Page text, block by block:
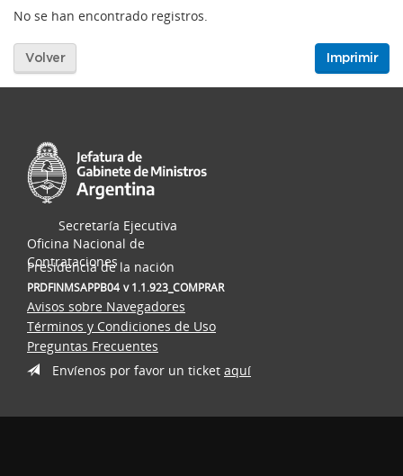
No se han encontrado registros.
Volver Imprimir
Secretaría Ejecutiva
Oficina Nacional de
Contrataciones
Presidencia de la nación
PRDFINMSAPPB04 v 1.1.923_COMPRAR
Avisos sobre Navegadores
Términos y Condiciones de Uso
Preguntas Frecuentes
Envíenos por favor un ticket aquí